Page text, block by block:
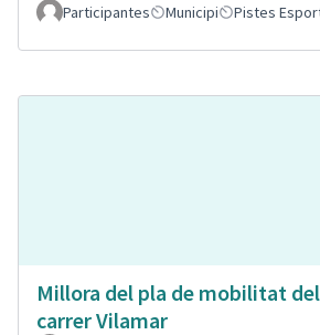
Participantes
Municipi Pistes
Millora del pla de mobilitat del
carrer Vilamar